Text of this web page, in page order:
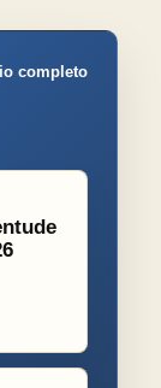
completo